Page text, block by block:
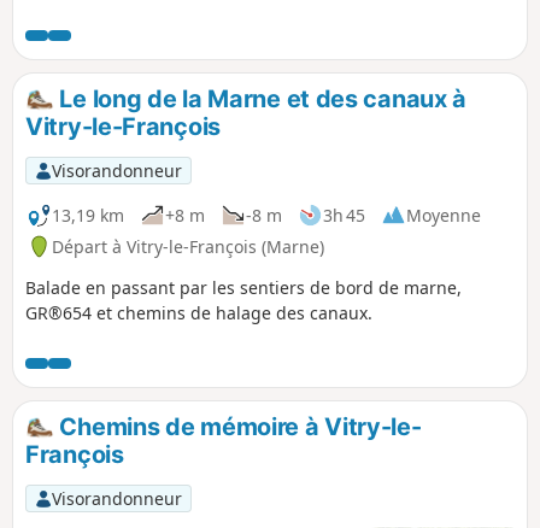
Majoritairement planté en Chardonnay,
le vignoble des Coteaux de Vitry est
aussi appelé Perthois viticole. Profitez
donc de votre passage pour partager la
passion des vignerons et apprécier
(avec modération) les spécificités du
Champagne produit ici. En arrivant à
Saint-Amand-sur-Fion, classé parmi les
plus beaux villages de France, vous
suivez le cours du Fion avec de
nombreux moulins qui témoignent
d’une activité économique liée à
cœur de la vallée de la Marne marque le
passage vers les sols crayeux de la
Champagne. Vous traversez ainsi le
« Pays de la craie », autrefois exploitée
comme matériau de construction, son
usage actuel est désormais également
destiné à l’industrie pharmaceutique.
Le long de la Marne et des canaux à
Vitry-le-François
Visorandonneur
13,19 km
+8 m -8 m 3h 45
Moyenne
Départ à Vitry-le-François (Marne)
Balade en passant par les sentiers de bord de marne,
GR®654 et chemins de halage des canaux.
Chemins de mémoire à Vitry-le-
François
Visorandonneur